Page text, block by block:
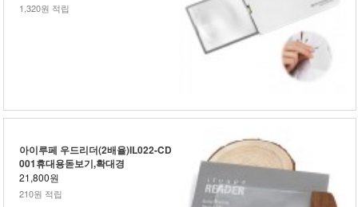
1,320원 적립
아이루페 우드리더(2배율)IL022-CD
001휴대용돋보기,확대경
21,800원
210원 적립